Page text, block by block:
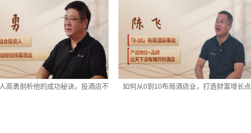
高勇剖析他的成功秘诀，投酒店不
如何从0到10布局酒店业，打造财富增长点